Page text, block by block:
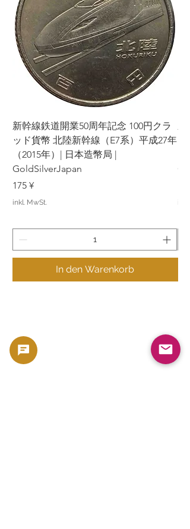
Ihrer Bestellung nacheinander
stornieren, können wir künftig keine
Geschäfte mehr mit Ihnen tätigen.
Bitte prüfen Sie vor Ihrer Bestellung
sorgfältig die Produkte und
Konditionen und treffen Sie Ihre
Entscheidung.
Wir danken Ihnen für Ihr Verständnis
und Ihre Mitarbeit. Ihre Zufriedenheit
hat für uns oberste Priorität und wir
werden unser Bestes tun, um Ihnen ein
angenehmes Einkaufserlebnis zu
bieten.
Bereitstellung von Informationen Die
auf unserer Website und in unseren
Diensten veröffentlichten
stellen keine Anlageberatung oder -
werbung dar. Wir bemühen uns um die
Informationen, übernehmen jedoch
新幹線鉄道開業50周年記念 100円クラ
ッド貨幣 北陸新幹線（E7系）平成27年
（2015年）| 日本造幣局 |
GoldSilverJapan
Preis
175 ¥
inkl. MwSt.
In den Warenkorb